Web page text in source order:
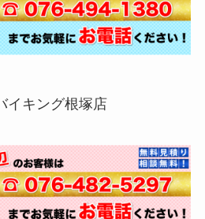
イキング根塚店